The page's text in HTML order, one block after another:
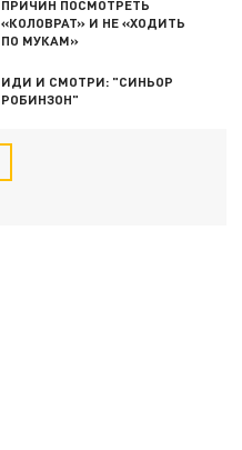
ПРИЧИН ПОСМОТРЕТЬ
«КОЛОВРАТ» И НЕ «ХОДИТЬ
ПО МУКАМ»
ИДИ И СМОТРИ: "СИНЬОР
РОБИНЗОН"